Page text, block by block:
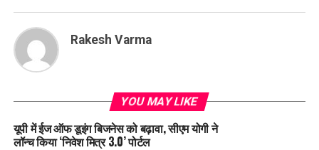
Rakesh Varma
YOU MAY LIKE
यूपी में ईज ऑफ डूइंग बिजनेस को बढ़ावा, सीएम योगी ने
लॉन्च किया ‘निवेश मित्र 3.0’ पोर्टल